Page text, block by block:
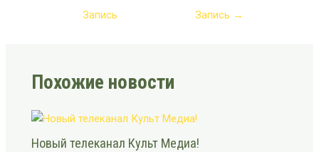
Запись
Запись →
Похожие новости
Новый телеканал Культ Медиа!